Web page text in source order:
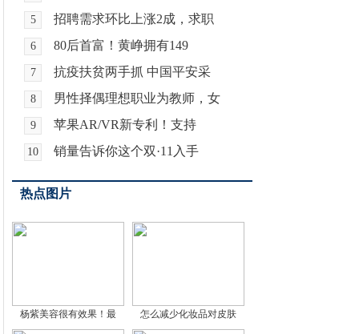
5 招聘需求环比上涨2成，求职
6 80后首富！黄峥拥有149
7 抗疫扶贫两手抓 中国平安采
8 男性择偶理想职业为教师，女
9 苹果AR/VR新专利！支持
10 销量告诉你这个双·11入手
热点图片
杨紫美容很有效果！最 怎么减少化妆品对皮肤